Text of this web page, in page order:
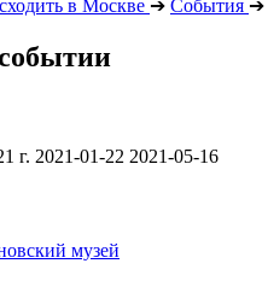
в Москве ➔ События ➔
г. 2021-01-22 2021-05-16
музей